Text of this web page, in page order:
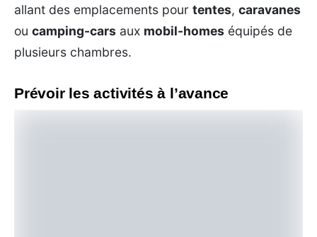
allant des emplacements pour tentes, caravanes
ou camping-cars aux mobil-homes équipés de
plusieurs chambres.
Prévoir les activités à l’avance